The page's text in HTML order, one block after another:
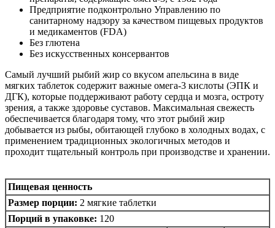
Предприятие подконтрольно Управлению по
санитарному надзору за качеством пищевых продуктов
и медикаментов (FDA)
Без глютена
Без искусственных консервантов
Самый лучший рыбий жир со вкусом апельсина в виде
мягких таблеток содержит важные омега-3 кислоты (ЭПК и
ДГК), которые поддерживают работу сердца и мозга, остроту
зрения, а также здоровье суставов. Максимальная свежесть
обеспечивается благодаря тому, что этот рыбий жир
добывается из рыбы, обитающей глубоко в холодных водах, с
применением традиционных экологичных методов и
проходит тщательный контроль при производстве и хранении.
Пищевая ценность
Размер порции: 2 мягкие таблетки
Порций в упаковке: 120